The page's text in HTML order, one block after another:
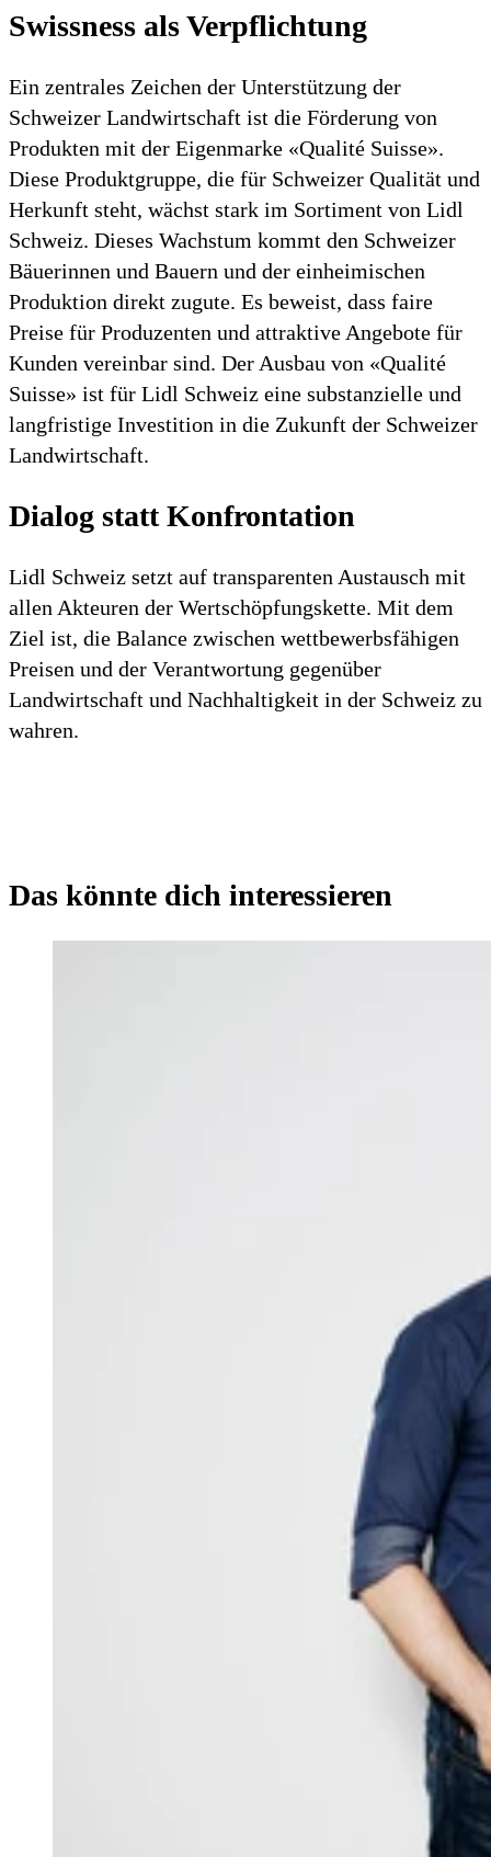
Swissness als Verpflichtung
Ein zentrales Zeichen der Unterstützung der
Schweizer Landwirtschaft ist die Förderung von
Produkten mit der Eigenmarke «Qualité Suisse».
Diese Produktgruppe, die für Schweizer Qualität und
Herkunft steht, wächst stark im Sortiment von Lidl
Schweiz. Dieses Wachstum kommt den Schweizer
Bäuerinnen und Bauern und der einheimischen
Produktion direkt zugute. Es beweist, dass faire
Preise für Produzenten und attraktive Angebote für
Kunden vereinbar sind. Der Ausbau von «Qualité
Suisse» ist für Lidl Schweiz eine substanzielle und
langfristige Investition in die Zukunft der Schweizer
Landwirtschaft.
Dialog statt Konfrontation
Lidl Schweiz setzt auf transparenten Austausch mit
allen Akteuren der Wertschöpfungskette. Mit dem
Ziel ist, die Balance zwischen wettbewerbsfähigen
Preisen und der Verantwortung gegenüber
Landwirtschaft und Nachhaltigkeit in der Schweiz zu
wahren.
Das könnte dich interessieren